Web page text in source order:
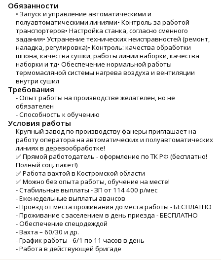
Обязанности
• Запуск и управление автоматическими и
полуавтоматическими линиями• Контроль за работой
транспортеров• Настройка станка, согласно сменного
задания• Устранение технических неисправностей (ремонт,
наладка, регулировка)• Контроль: качества обработки
шпона, качества сушки, работы линии наборки, качества
наборки и тд• Обеспечение нормальной работы
термомасляной системы нагрева воздуха и вентиляции
внутри сушил
Требования
- Опыт работы на производстве желателен, но не
обязателен
- Способность к обучению
Условия работы
Крупный завод по производству фанеры приглашает на
работу оператора на автоматических и полуавтоматических
линиях в деревообработке!
✅ Прямой работодатель - оформление по ТК РФ (бесплатно!
Полный соц. пакет!)
✅ Работа вахтой в Костромской области
✅ Можно без опыта работы, обучение на месте!
- Стабильные выплаты - ЗП от 114 400 р/мес
- Еженедельные выплаты авансов
- Проезд от места проживания до места работы - БЕСПЛАТНО
- Проживание с заселением в день приезда - БЕСПЛАТНО
- Обеспечение спецодеждой
- Вахта – 60/30 и др.
- График работы - 6/1 по 11 часов в день
- Работа в действующей бригаде